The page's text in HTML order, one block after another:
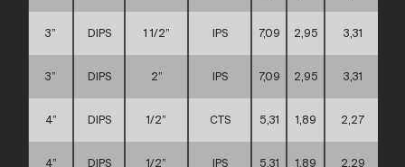
3” DIPS 1 1/2” IPS 7,09 2,95 3,31
3” DIPS 2” IPS 7,09 2,95 3,31
4” DIPS 1/2” CTS 5,31 1,89 2,27
4” DIPS 1/2” IPS 5,31 1,89 2,29